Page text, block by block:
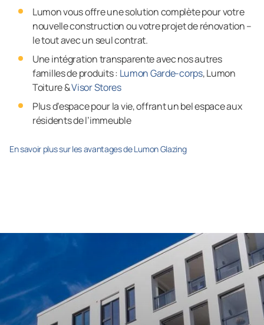
Lumon vous offre une solution complète pour votre
nouvelle construction ou votre projet de rénovation –
le tout avec un seul contrat.
Une intégration transparente avec nos autres
familles de produits : Lumon Garde-corps, Lumon
Toiture &Visor Stores
Plus d’espace pour la vie, offrant un bel espace aux
résidents de l’immeuble
En savoir plus sur les avantages de Lumon Glazing